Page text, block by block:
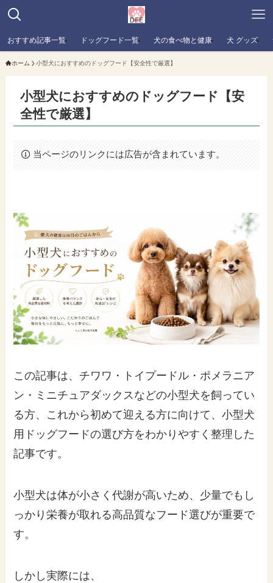
おすすめ記事一覧 ドッグフード一覧 犬の食べ物と健康 犬 グッズ
ホーム 小型犬におすすめのドッグフード【安全性で厳選】
小型犬におすすめのドッグフード【安
全性で厳選】
当ページのリンクには広告が含まれています。
この記事は、チワワ・トイプードル・ポメラニア
ン・ミニチュアダックスなどの小型犬を飼ってい
る方、これから初めて迎える方に向けて、小型犬
用ドッグフードの選び方をわかりやすく整理した
記事です。
小型犬は体が小さく代謝が高いため、少量でもし
っかり栄養が取れる高品質なフード選びが重要で
す。
しかし実際には、